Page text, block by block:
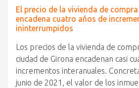
El precio de la vivienda de
encadena cuatro años de
ininterrumpidos
Los precios de la vivienda de
ciudad de Girona encadenan casi
incrementos interanuales.
junio de 2021, el valor de los